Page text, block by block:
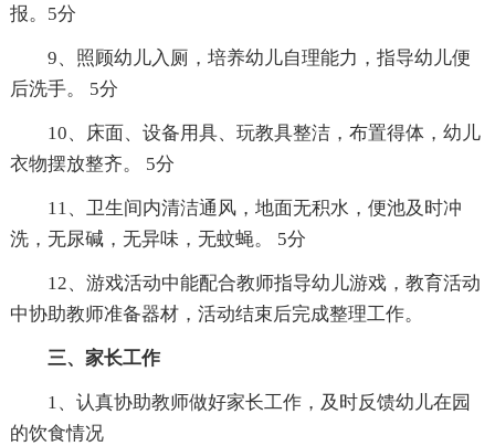
报。5分
9、照顾幼儿入厕，培养幼儿自理能力，指导幼儿便
后洗手。 5分
10、床面、设备用具、玩教具整洁，布置得体，幼儿
衣物摆放整齐。 5分
11、卫生间内清洁通风，地面无积水，便池及时冲
洗，无尿碱，无异味，无蚊蝇。 5分
12、游戏活动中能配合教师指导幼儿游戏，教育活动
中协助教师准备器材，活动结束后完成整理工作。
三、家长工作
1、认真协助教师做好家长工作，及时反馈幼儿在园
的饮食情况